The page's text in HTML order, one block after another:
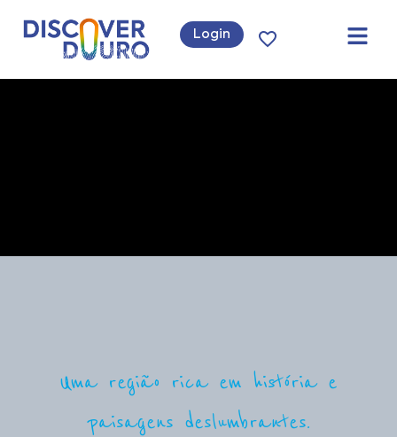
Login
Uma região rica em história e
paisagens deslumbrantes.